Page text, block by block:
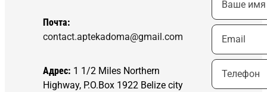
Почта:
contact.aptekadoma@gmail.com
Адрес: 1 1/2 Miles Northern
Highway, P.O.Box 1922 Belize city